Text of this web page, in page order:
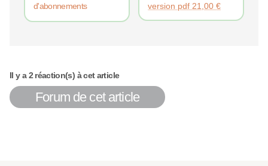
d'abonnements
version pdf 21,00€
Il y a 2 réaction(s) à cet article
Forum de cet article